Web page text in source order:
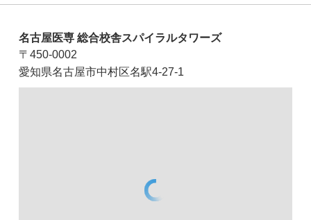
名古屋医専 総合校舎スパイラルタワーズ
〒450-0002
愛知県名古屋市中村区名駅4-27-1